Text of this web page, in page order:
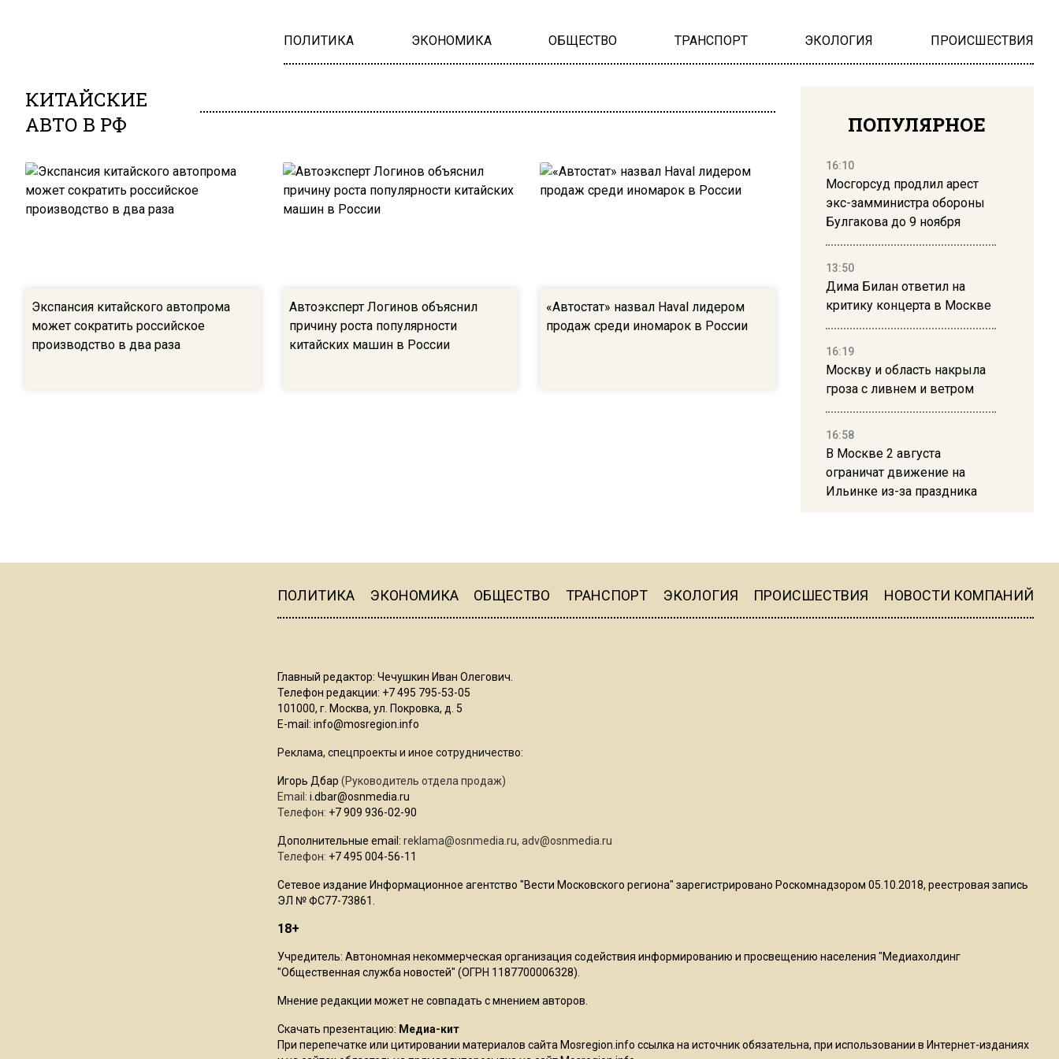
ПОЛИТИКА ЭКОНОМИКА ОБЩЕСТВО ТРАНСПОРТ ЭКОЛОГИЯ ПРОИСШЕСТВИЯ
КИТАЙСКИЕ
АВТО В РФ
Экспансия китайского автопрома
может сократить российское
производство в два раза
Автоэксперт Логинов объяснил
причину роста популярности
китайских машин в России
«Автостат» назвал Haval лидером
продаж среди иномарок в России
ПОПУЛЯРНОЕ
16:10
Мосгорсуд продлил арест
экс-замминистра обороны
Булгакова до 9 ноября
13:50
Дима Билан ответил на
критику концерта в Москве
16:19
Москву и область накрыла
гроза с ливнем и ветром
16:58
В Москве 2 августа
ограничат движение на
Ильинке из-за праздника
Telegram после обвинений
Роман Терюшков назвал
ПОЛИТИКА ЭКОНОМИКА ОБЩЕСТВО ТРАНСПОРТ ЭКОЛОГИЯ ПРОИСШЕСТВИЯ НОВОСТИ КОМПАНИЙ
Главный редактор: Чечушкин Иван Олегович.
Телефон редакции: +7 495 795-53-05
101000, г. Москва, ул. Покровка, д. 5
E-mail: info@mosregion.info
Реклама, спецпроекты и иное сотрудничество:
Игорь Дбар (Руководитель отдела продаж)
Email: i.dbar@osnmedia.ru
Телефон: +7 909 936-02-90
Дополнительные email: reklama@osnmedia.ru, adv@osnmedia.ru
Телефон: +7 495 004-56-11
Сетевое издание Информационное агентство "Вести Московского региона" зарегистрировано Роскомнадзором 05.10.2018, реестровая запись
ЭЛ № ФС77-73861.
18+
Учредитель: Автономная некоммерческая организация содействия информированию и просвещению населения "Медиахолдинг
"Общественная служба новостей" (ОГРН 1187700006328).
Мнение редакции может не совпадать с мнением авторов.
Скачать презентацию: Медиа-кит
При перепечатке или цитировании материалов сайта Mosregion.info ссылка на источник обязательна, при использовании в Интернет-изданиях